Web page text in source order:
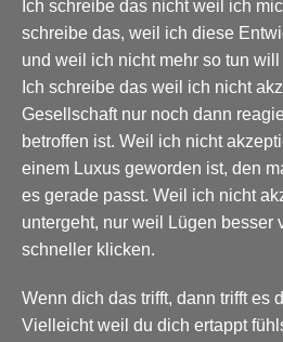
Ich schreibe das nicht weil ich
schreibe das, weil ich diese
und weil ich nicht mehr so tun
Ich schreibe das weil ich nicht
Gesellschaft nur noch dann
betroffen ist. Weil ich nicht
einem Luxus geworden ist, den
es gerade passt. Weil ich nicht
untergeht, nur weil Lügen besser
schneller klicken.
Wenn dich das trifft, dann trifft es
Vielleicht weil du dich ertappt